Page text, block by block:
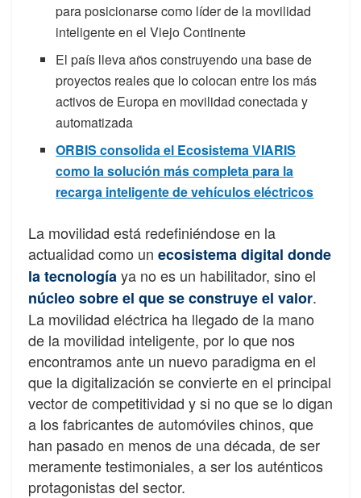
para posicionarse como líder de la movilidad
inteligente en el Viejo Continente
El país lleva años construyendo una base de
proyectos reales que lo colocan entre los más
activos de Europa en movilidad conectada y
automatizada
ORBIS consolida el Ecosistema VIARIS
como la solución más completa para la
recarga inteligente de vehículos eléctricos
La movilidad está redefiniéndose en la
actualidad como un ecosistema digital donde
la tecnologíaya no es un habilitador, sino el
núcleo sobre el que se construye el valor.
La movilidad eléctrica ha llegado de la mano
de la movilidad inteligente, por lo que nos
encontramos ante un nuevo paradigma en el
que la digitalización se convierte en el principal
vector de competitividad y si no que se lo digan
a los fabricantes de automóviles chinos, que
han pasado en menos de una década, de ser
meramente testimoniales, a ser los auténticos
protagonistas del sector.